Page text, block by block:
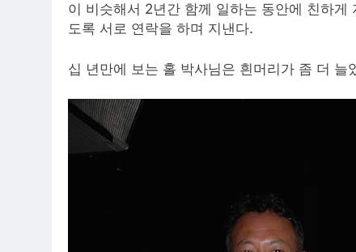
이 비슷해서 2년간 함께 일하는 동안에 친하
도록 서로 연락을 하며 지낸다.
십 년만에 보는 홀 박사님은 흰머리가 좀 더 늘